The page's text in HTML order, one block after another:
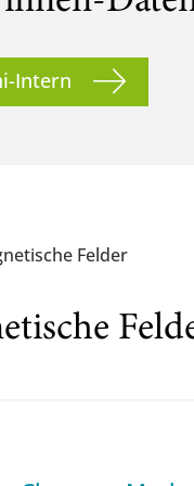
Intern
Felder